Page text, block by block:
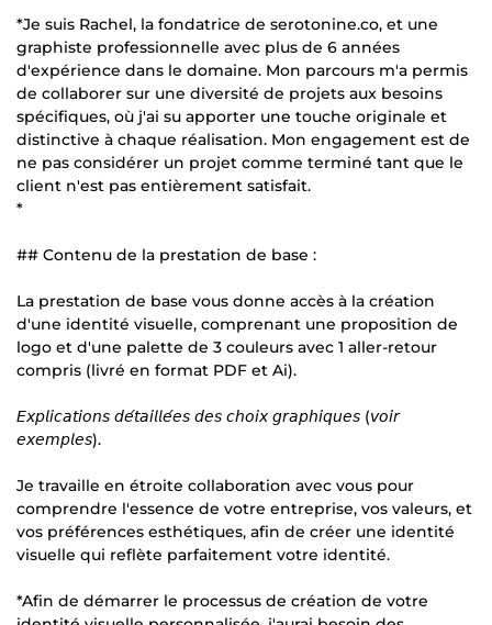
*Je suis Rachel, la fondatrice de serotonine.co, et une
graphiste professionnelle avec plus de 6 années
d'expérience dans le domaine. Mon parcours m'a permis
de collaborer sur une diversité de projets aux besoins
spécifiques, où j'ai su apporter une touche originale et
distinctive à chaque réalisation. Mon engagement est de
ne pas considérer un projet comme terminé tant que le
client n'est pas entièrement satisfait.
*
## Contenu de la prestation de base :
La prestation de base vous donne accès à la création
d'une identité visuelle, comprenant une proposition de
logo et d'une palette de 3 couleurs avec 1 aller-retour
compris (livré en format PDF et Ai).
𝘌𝘹𝘱𝘭𝘪𝘤𝘢𝘵𝘪𝘰𝘯𝘴 𝘥𝘦́𝘵𝘢𝘪𝘭𝘭𝘦́𝘦𝘴 𝘥𝘦𝘴 𝘤𝘩𝘰𝘪𝘹 𝘨𝘳𝘢𝘱𝘩𝘪𝘲𝘶𝘦𝘴 (𝘷𝘰𝘪𝘳
𝘦𝘹𝘦𝘮𝘱𝘭𝘦𝘴).
Je travaille en étroite collaboration avec vous pour
comprendre l'essence de votre entreprise, vos valeurs, et
vos préférences esthétiques, afin de créer une identité
visuelle qui reflète parfaitement votre identité.
*Afin de démarrer le processus de création de votre